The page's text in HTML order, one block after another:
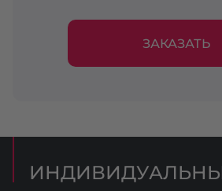
ЗАКАЗАТЬ